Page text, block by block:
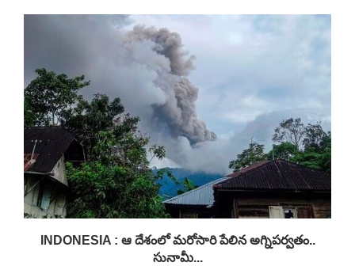
INDONESIA : ఆ దేశంలో మరోసారి పేలిన అగ్నిపర్వతం..
సునామీ...